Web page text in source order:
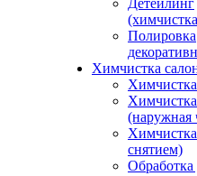
Детейлинг
Полировка
Химчистка
(наружная
снятием)
Обработка